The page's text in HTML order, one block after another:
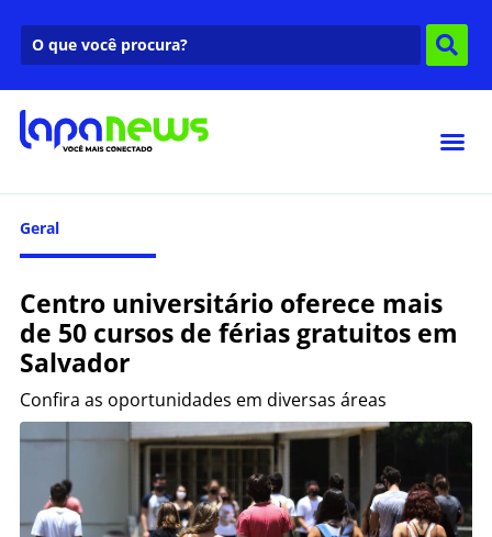
Geral
Centro universitário oferece mais
de 50 cursos de férias gratuitos em
Salvador
Confira as oportunidades em diversas áreas